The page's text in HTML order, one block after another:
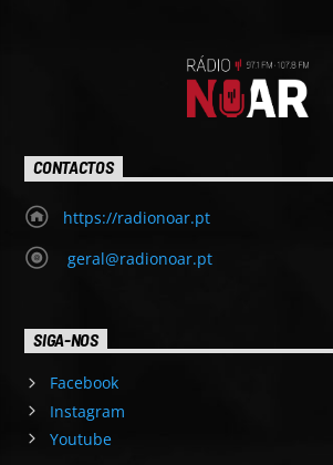
CONTACTOS
https://radionoar.pt
geral@radionoar.pt
SIGA-NOS
Facebook
Instagram
Youtube